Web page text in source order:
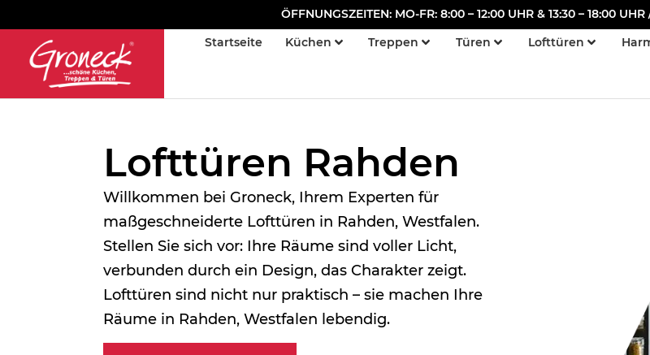
ÖFFNUNGSZEITEN: MO-FR: 8:00 – 12:00 UHR & 13:30 – 18:00
Startseite
Küchen Treppen Türen Lofttüren
Lofttüren Rahden
Willkommen bei Groneck, Ihrem Experten für
maßgeschneiderte Lofttüren in Rahden, Westfalen.
Stellen Sie sich vor: Ihre Räume sind voller Licht,
verbunden durch ein Design, das Charakter zeigt.
Lofttüren sind nicht nur praktisch – sie machen Ihre
Räume in Rahden, Westfalen lebendig.